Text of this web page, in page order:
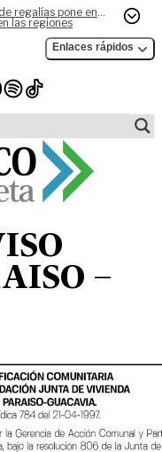
regalías pone en
las regiones
Enlaces rápidos
–